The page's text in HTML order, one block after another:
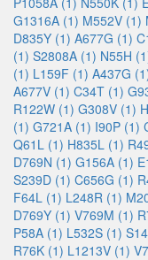
G1316A (1) M552V (1)
D835Y (1) A677G (1)
(1) S2808A (1) N55H
(1) L159F (1) A437G
A677V (1) C34T (1)
R122W (1) G308V (1)
(1) G721A (1) I90P (1)
Q61L (1) H835L (1)
D769N (1) G156A (1)
S239D (1) C656G (1)
F64L (1) L248R (1)
D769Y (1) V769M (1)
P58A (1) L532S (1)
R76K (1) L1213V (1)